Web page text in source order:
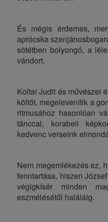
És mégis érdemes,
aprócska
sötétben bolyongó, a
vándort.
Koltai Judit és művészei
költőt, megelevenítik a
ritmusához hasonlóan
tánccal, korabeli
kedvenc verseink
Nem megemlékezés ez,
fenntartása, hiszen
végigkísér minden
eszmélésétől haláláig.